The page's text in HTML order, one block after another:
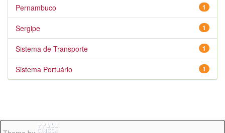
1
Pernambuco
1
Sergipe
1
Sistema de Transporte
1
Sistema Portuário